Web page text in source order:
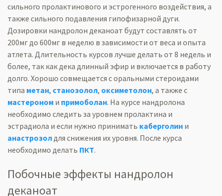
сильного пролактинового и эстрогенного воздействия, а
также сильного подавления гипофизарной дуги.
Дозировки нандролон деканоат будут составлять от
200мг до 600мг в неделю в зависимости от веса и опыта
атлета. Длительность курсов лучше делать от 8 недель и
более, так как дека длинный эфир и включается в работу
долго. Хорошо совмещается с оральными стероидами
типа метан, станозолол, оксиметолон, а также с
мастероном и примоболан. На курсе нандролона
необходимо следить за уровнем пролактина и
эстрадиола и если нужно принимать каберголин и
анастрозолдля снижения их уровня. После курса
необходимо делать ПКТ.
Побочные эффекты нандролон
деканоат